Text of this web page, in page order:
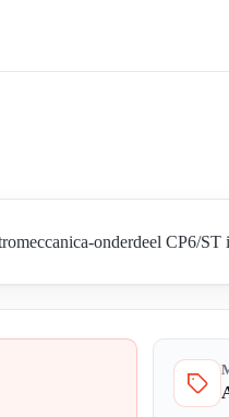
onderdeel CP6/